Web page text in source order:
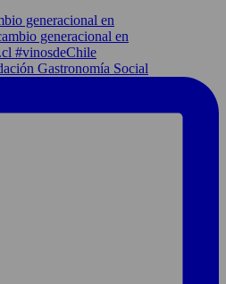
generacional en
Gastronomía Social